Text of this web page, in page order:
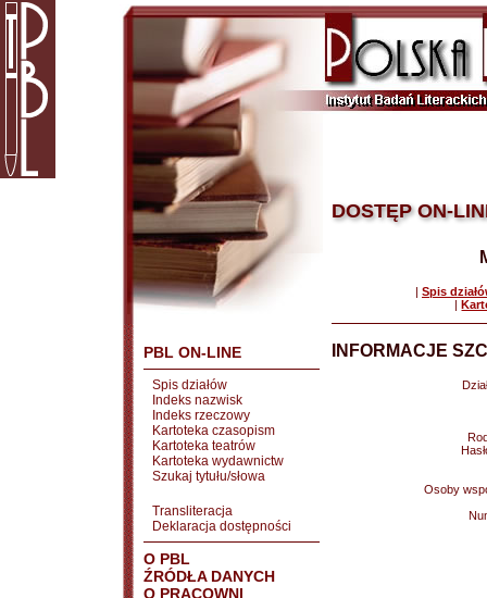
PBL ON-LINE
Spis działów
Indeks nazwisk
Indeks rzeczowy
Kartoteka czasopism
Kartoteka teatrów
Kartoteka wydawnictw
Szukaj tytułu/słowa
Transliteracja
Deklaracja dostępności
O PBL
ŹRÓDŁA DANYCH
O PRACOWNI
DOSTĘP ON-
| Spis
|
INFORMACJE
Osoby